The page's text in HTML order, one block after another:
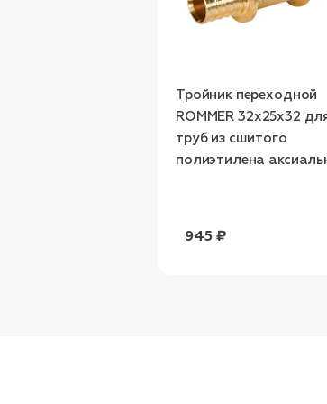
Тройник переходной
ROMMER 32x25x32
труб из сшитого
полиэтилена
945 ₽